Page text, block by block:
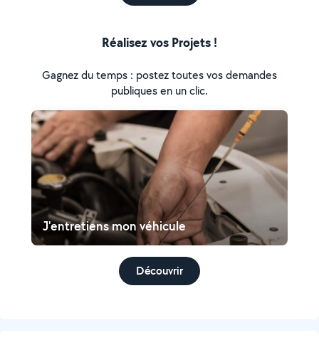
Réalisez vos Projets !
Gagnez du temps : postez toutes vos demandes
publiques en un clic.
J'entretiens mon véhicule
Découvrir